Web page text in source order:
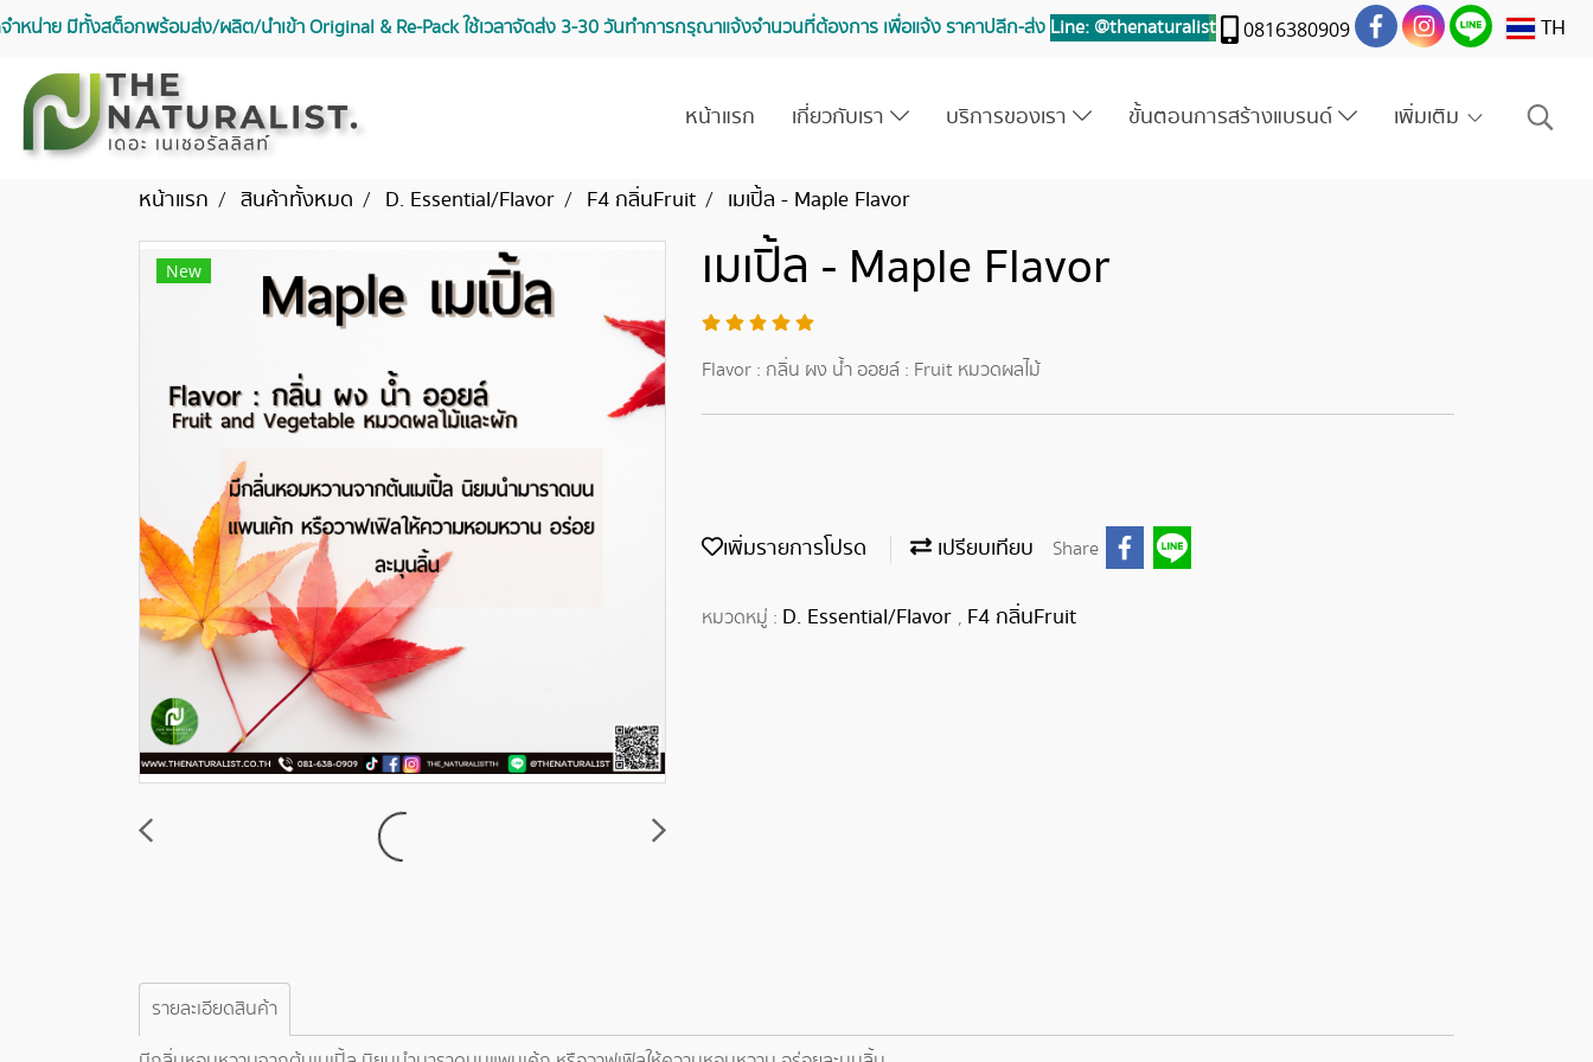
น่าย มีทั้งสต็อกพร้อมส่ง/ผลิต/นำเข้า Original & Re-Pack ใช้เวลาจัดส่ง 3-30 วันทำการ กรุณาแจ้งจำนวนที่ต้องการ เพื่อแจ้ง ราคาปลีก-ส่ง Line: @thenaturalist 0816380909 TH
หน้าแรก เกี่ยวกับเรา บริการของเรา ขั้นตอนการสร้างแบรนด์ เพิ่มเติม
หน้าแรก สินค้าทั้งหมด D. Essential/Flavor F4 กลิ่นFruit เมเปิ้ล - Maple Flavor
New เมเปิ้ล - Maple Flavor
Flavor : กลิ่น ผง น้ำ ออยล์ : Fruit หมวดผลไม้
เพิ่มรายการโปรด เปรียบเทียบ Share
หมวดหมู่ : D. Essential/Flavor , F4 กลิ่นFruit
รายละเอียดสินค้า